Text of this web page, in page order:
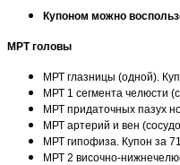
Купоном можно
МРТ головы
МРТ глазницы (одной).
МРТ 1 сегмента челюсти
МРТ придаточных пазух
МРТ артерий и вен
МРТ гипофиза. Купон за
МРТ 2 височно-